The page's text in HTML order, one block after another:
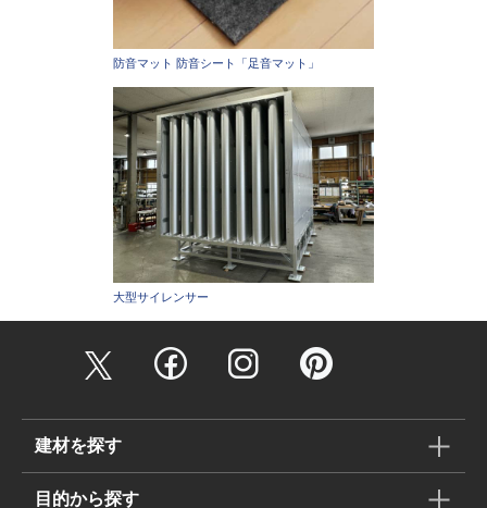
防音マット 防音シート「足音マット」
大型サイレンサー
建材を探す
目的から探す